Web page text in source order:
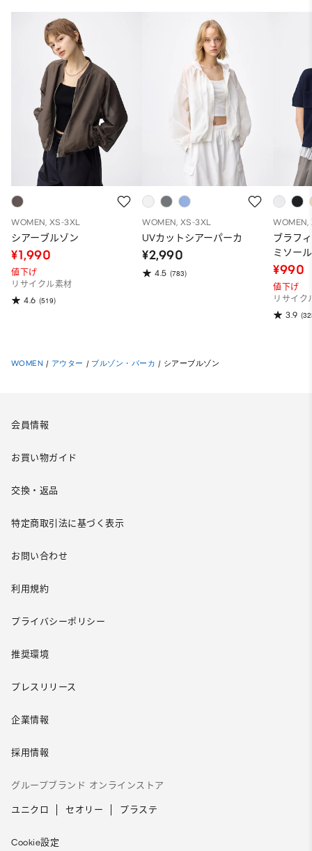
WOMEN, XS-3XL
シアーブルゾン
¥1,990
値下げ
リサイクル素材
4.6 (519)
WOMEN, XS-3XL
UVカットシアーパーカ
¥2,990
4.5 (783)
WOMEN,
ブラフ
ミソール
¥990
値下げ
リサイク
3.9
WOMEN / アウター / ブルゾン・パーカ / シアーブルゾン
会員情報
お買い物ガイド
交換・返品
特定商取引法に基づく表示
お問い合わせ
利用規約
プライバシーポリシー
推奨環境
プレスリリース
企業情報
採用情報
グループブランド オンラインストア
ユニクロ セオリー プラステ
Cookie設定